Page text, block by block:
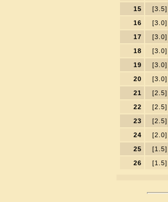
15
[3.5]
16
[3.0]
17
[3.0]
18
[3.0]
19
[3.0]
20
[3.0]
21
[2.5]
22
[2.5]
23
[2.5]
24
[2.0]
25
[1.5]
26
[1.5]